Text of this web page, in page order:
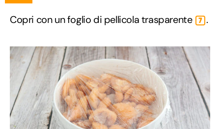
Copri con un foglio di pellicola trasparente 7 .